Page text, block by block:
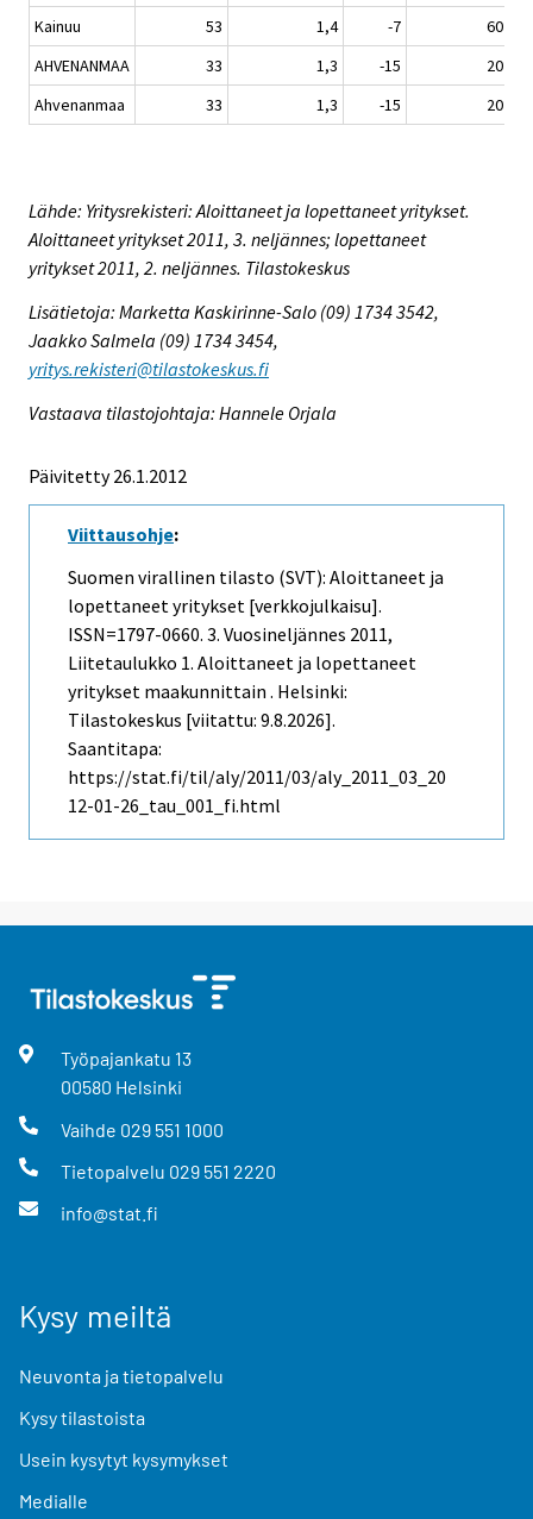
Kainuu
53 1,4 -7
60
AHVENANMAA
33 1,3 -15
20
Ahvenanmaa
33 1,3 -15 20
Lähde: Yritysrekisteri: Aloittaneet ja lopettaneet yritykset.
Aloittaneet yritykset 2011, 3. neljännes; lopettaneet
yritykset 2011, 2. neljännes. Tilastokeskus
Lisätietoja: Marketta Kaskirinne-Salo (09) 1734 3542,
Jaakko Salmela (09) 1734 3454,
yritys.rekisteri@tilastokeskus.fi
Vastaava tilastojohtaja: Hannele Orjala
Päivitetty 26.1.2012
Viittausohje:
Suomen virallinen tilasto (SVT): Aloittaneet ja
lopettaneet yritykset [verkkojulkaisu].
ISSN=1797-0660. 3. Vuosineljännes 2011,
Liitetaulukko 1. Aloittaneet ja lopettaneet
yritykset maakunnittain . Helsinki:
Tilastokeskus [viitattu: 9.8.2026].
Saantitapa:
https://stat.fi/til/aly/2011/03/aly_2011_03_20
12-01-26_tau_001_fi.html
Työpajankatu 13
00580 Helsinki
Vaihde 029 551 1000
Tietopalvelu 029 551 2220
info@stat.fi
Kysy meiltä
Neuvonta ja tietopalvelu
Kysy tilastoista
Usein kysytyt kysymykset
Medialle